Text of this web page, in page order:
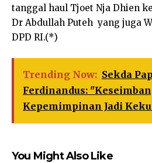
tanggal haul Tjoet Nja Dhien
Dr Abdullah Puteh yang juga
DPD RI.(*)
Trending Now: Sekda
Ferdinandus:
Kepemimpinan Jadi
You Might Also Like